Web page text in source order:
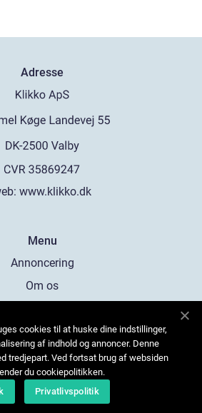
Adresse
www.klikko.dk
Menu
Annoncering
Om os
Kontakt os
Sitemap
cookies til at huske dine indstillinger,
af indhold og annoncer. Denne
tredjepart. Ved fortsat brug af websiden
du cookiepolitikken.
Privatlivspolitik